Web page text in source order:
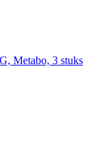
Metabo, 3 stuks